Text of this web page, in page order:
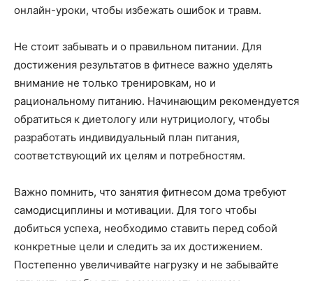
онлайн-уроки, чтобы избежать ошибок и травм.
Не стоит забывать и о правильном питании. Для
достижения результатов в фитнесе важно уделять
внимание не только тренировкам, но и
рациональному питанию. Начинающим рекомендуется
обратиться к диетологу или нутрициологу, чтобы
разработать индивидуальный план питания,
соответствующий их целям и потребностям.
Важно помнить, что занятия фитнесом дома требуют
самодисциплины и мотивации. Для того чтобы
добиться успеха, необходимо ставить перед собой
конкретные цели и следить за их достижением.
Постепенно увеличивайте нагрузку и не забывайте